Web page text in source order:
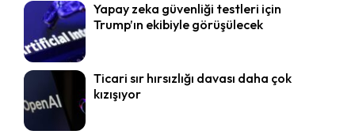
Yapay zeka güvenliği testleri için
Trump’ın ekibiyle görüşülecek
Ticari sır hırsızlığı davası daha çok
kızışıyor